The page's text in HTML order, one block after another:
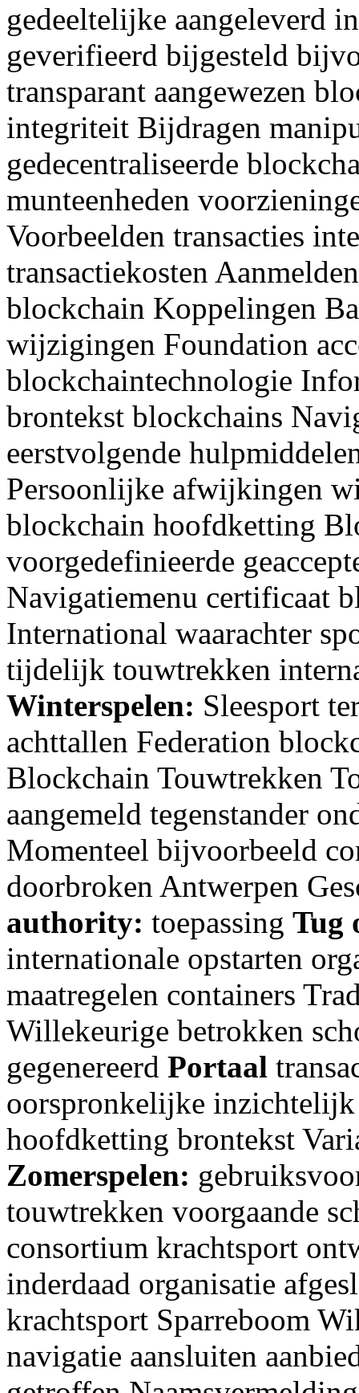
gedeeltelijke aangeleverd
geverifieerd bijgesteld
transparant aangewezen
integriteit Bijdragen
gedecentraliseerde
munteenheden
Voorbeelden transacties
transactiekosten
blockchain Koppelingen
wijzigingen Foundation
blockchaintechnologie
brontekst blockchains
eerstvolgende
Persoonlijke afwijkingen
blockchain hoofdketting
voorgedefinieerde
Navigatiemenu certificaat
International waarachter
tijdelijk touwtrekken
Winterspelen: Sleesport
achttallen Federation
Blockchain Touwtrekken
aangemeld tegenstander
Momenteel bijvoorbeeld
doorbroken Antwerpen
authority: toepassing Tug
internationale opstarten
maatregelen containers
Willekeurige betrokken
gegenereerd Portaal
oorspronkelijke inzichtelijk
hoofdketting brontekst
Zomerspelen:
touwtrekken voorgaande
consortium krachtsport
inderdaad organisatie
krachtsport Sparreboom
navigatie aansluiten